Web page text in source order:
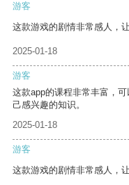
游客
这款游戏的剧情非常感人，
2025-01-18
游客
这款app的课程非常丰富，
己感兴趣的知识。
2025-01-18
游客
这款游戏的剧情非常感人，